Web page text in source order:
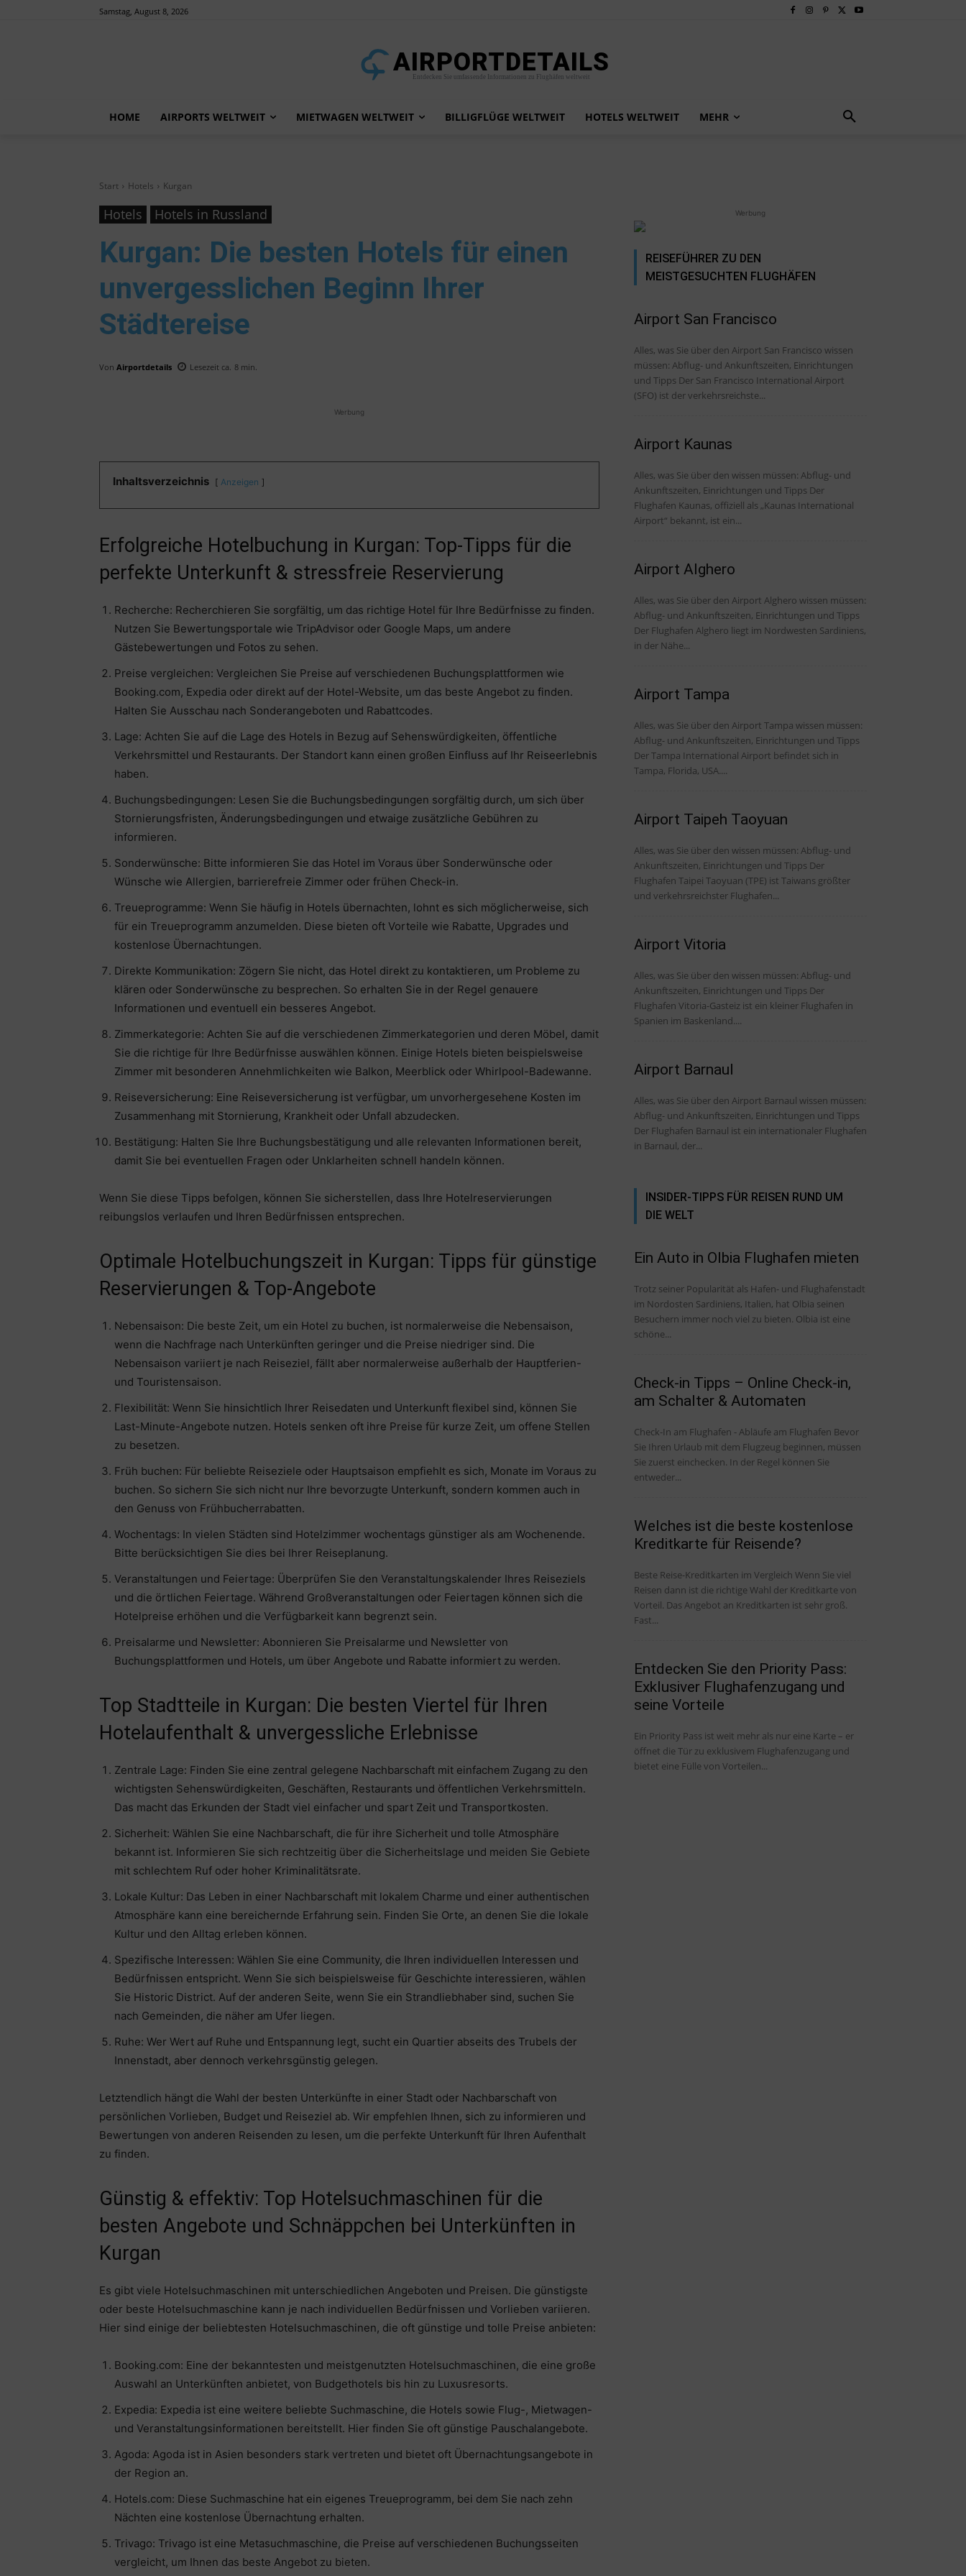
Samstag, August 8, 2026
AIRPORTDETAILS
Entdecken Sie umfassende Informationen zu Flughäfen weltweit
HOME AIRPORTS WELTWEIT MIETWAGEN WELTWEIT BILLIGFLÜGE WELTWEIT HOTELS WELTWEIT MEHR
Start Hotels Kurgan
Hotels Hotels in Russland
Kurgan: Die besten Hotels für einen
unvergesslichen Beginn Ihrer
Städtereise
Von Airportdetails Lesezeit ca. 8 min.
Werbung
Inhaltsverzeichnis Anzeigen
Erfolgreiche Hotelbuchung in Kurgan: Top-Tipps für die
perfekte Unterkunft & stressfreie Reservierung
Recherche: Recherchieren Sie sorgfältig, um das richtige Hotel für Ihre Bedürfnisse zu finden.
Nutzen Sie Bewertungsportale wie TripAdvisor oder Google Maps, um andere
Gästebewertungen und Fotos zu sehen.
Preise vergleichen: Vergleichen Sie Preise auf verschiedenen Buchungsplattformen wie
Booking.com, Expedia oder direkt auf der Hotel-Website, um das beste Angebot zu finden.
Halten Sie Ausschau nach Sonderangeboten und Rabattcodes.
Lage: Achten Sie auf die Lage des Hotels in Bezug auf Sehenswürdigkeiten, öffentliche
Verkehrsmittel und Restaurants. Der Standort kann einen großen Einfluss auf Ihr Reiseerlebnis
haben.
Buchungsbedingungen: Lesen Sie die Buchungsbedingungen sorgfältig durch, um sich über
Stornierungsfristen, Änderungsbedingungen und etwaige zusätzliche Gebühren zu
informieren.
Sonderwünsche: Bitte informieren Sie das Hotel im Voraus über Sonderwünsche oder
Wünsche wie Allergien, barrierefreie Zimmer oder frühen Check-in.
Treueprogramme: Wenn Sie häufig in Hotels übernachten, lohnt es sich möglicherweise, sich
für ein Treueprogramm anzumelden. Diese bieten oft Vorteile wie Rabatte, Upgrades und
kostenlose Übernachtungen.
Direkte Kommunikation: Zögern Sie nicht, das Hotel direkt zu kontaktieren, um Probleme zu
klären oder Sonderwünsche zu besprechen. So erhalten Sie in der Regel genauere
Informationen und eventuell ein besseres Angebot.
Zimmerkategorie: Achten Sie auf die verschiedenen Zimmerkategorien und deren Möbel, damit
Sie die richtige für Ihre Bedürfnisse auswählen können. Einige Hotels bieten beispielsweise
Zimmer mit besonderen Annehmlichkeiten wie Balkon, Meerblick oder Whirlpool-Badewanne.
Reiseversicherung: Eine Reiseversicherung ist verfügbar, um unvorhergesehene Kosten im
Zusammenhang mit Stornierung, Krankheit oder Unfall abzudecken.
Bestätigung: Halten Sie Ihre Buchungsbestätigung und alle relevanten Informationen bereit,
damit Sie bei eventuellen Fragen oder Unklarheiten schnell handeln können.
Wenn Sie diese Tipps befolgen, können Sie sicherstellen, dass Ihre Hotelreservierungen
reibungslos verlaufen und Ihren Bedürfnissen entsprechen.
Optimale Hotelbuchungszeit in Kurgan: Tipps für günstige
Reservierungen & Top-Angebote
Nebensaison: Die beste Zeit, um ein Hotel zu buchen, ist normalerweise die Nebensaison,
wenn die Nachfrage nach Unterkünften geringer und die Preise niedriger sind. Die
Nebensaison variiert je nach Reiseziel, fällt aber normalerweise außerhalb der Hauptferien-
und Touristensaison.
Flexibilität: Wenn Sie hinsichtlich Ihrer Reisedaten und Unterkunft flexibel sind, können Sie
Last-Minute-Angebote nutzen. Hotels senken oft ihre Preise für kurze Zeit, um offene Stellen
zu besetzen.
Früh buchen: Für beliebte Reiseziele oder Hauptsaison empfiehlt es sich, Monate im Voraus zu
buchen. So sichern Sie sich nicht nur Ihre bevorzugte Unterkunft, sondern kommen auch in
den Genuss von Frühbucherrabatten.
Wochentags: In vielen Städten sind Hotelzimmer wochentags günstiger als am Wochenende.
Bitte berücksichtigen Sie dies bei Ihrer Reiseplanung.
Veranstaltungen und Feiertage: Überprüfen Sie den Veranstaltungskalender Ihres Reiseziels
und die örtlichen Feiertage. Während Großveranstaltungen oder Feiertagen können sich die
Hotelpreise erhöhen und die Verfügbarkeit kann begrenzt sein.
Preisalarme und Newsletter: Abonnieren Sie Preisalarme und Newsletter von
Buchungsplattformen und Hotels, um über Angebote und Rabatte informiert zu werden.
Top Stadtteile in Kurgan: Die besten Viertel für Ihren
Hotelaufenthalt & unvergessliche Erlebnisse
Zentrale Lage: Finden Sie eine zentral gelegene Nachbarschaft mit einfachem Zugang zu den
wichtigsten Sehenswürdigkeiten, Geschäften, Restaurants und öffentlichen Verkehrsmitteln.
Das macht das Erkunden der Stadt viel einfacher und spart Zeit und Transportkosten.
Sicherheit: Wählen Sie eine Nachbarschaft, die für ihre Sicherheit und tolle Atmosphäre
bekannt ist. Informieren Sie sich rechtzeitig über die Sicherheitslage und meiden Sie Gebiete
mit schlechtem Ruf oder hoher Kriminalitätsrate.
Lokale Kultur: Das Leben in einer Nachbarschaft mit lokalem Charme und einer authentischen
Atmosphäre kann eine bereichernde Erfahrung sein. Finden Sie Orte, an denen Sie die lokale
Kultur und den Alltag erleben können.
Spezifische Interessen: Wählen Sie eine Community, die Ihren individuellen Interessen und
Bedürfnissen entspricht. Wenn Sie sich beispielsweise für Geschichte interessieren, wählen
Sie Historic District. Auf der anderen Seite, wenn Sie ein Strandliebhaber sind, suchen Sie
nach Gemeinden, die näher am Ufer liegen.
Ruhe: Wer Wert auf Ruhe und Entspannung legt, sucht ein Quartier abseits des Trubels der
Innenstadt, aber dennoch verkehrsgünstig gelegen.
Letztendlich hängt die Wahl der besten Unterkünfte in einer Stadt oder Nachbarschaft von
persönlichen Vorlieben, Budget und Reiseziel ab. Wir empfehlen Ihnen, sich zu informieren und
Bewertungen von anderen Reisenden zu lesen, um die perfekte Unterkunft für Ihren Aufenthalt
zu finden.
Günstig & effektiv: Top Hotelsuchmaschinen für die
besten Angebote und Schnäppchen bei Unterkünften in
Kurgan
Es gibt viele Hotelsuchmaschinen mit unterschiedlichen Angeboten und Preisen. Die günstigste
oder beste Hotelsuchmaschine kann je nach individuellen Bedürfnissen und Vorlieben variieren.
Hier sind einige der beliebtesten Hotelsuchmaschinen, die oft günstige und tolle Preise anbieten:
Booking.com: Eine der bekanntesten und meistgenutzten Hotelsuchmaschinen, die eine große
Auswahl an Unterkünften anbietet, von Budgethotels bis hin zu Luxusresorts.
Expedia: Expedia ist eine weitere beliebte Suchmaschine, die Hotels sowie Flug-, Mietwagen-
und Veranstaltungsinformationen bereitstellt. Hier finden Sie oft günstige Pauschalangebote.
Agoda: Agoda ist in Asien besonders stark vertreten und bietet oft Übernachtungsangebote in
der Region an.
Hotels.com: Diese Suchmaschine hat ein eigenes Treueprogramm, bei dem Sie nach zehn
Nächten eine kostenlose Übernachtung erhalten.
Trivago: Trivago ist eine Metasuchmaschine, die Preise auf verschiedenen Buchungsseiten
vergleicht, um Ihnen das beste Angebot zu bieten.
Werbung
REISEFÜHRER ZU DEN
MEISTGESUCHTEN FLUGHÄFEN
Airport San Francisco
Alles, was Sie über den Airport San Francisco wissen
müssen: Abflug- und Ankunftszeiten, Einrichtungen
und Tipps Der San Francisco International Airport
(SFO) ist der verkehrsreichste...
Airport Kaunas
Alles, was Sie über den wissen müssen: Abflug- und
Ankunftszeiten, Einrichtungen und Tipps Der
Flughafen Kaunas, offiziell als „Kaunas International
Airport“ bekannt, ist ein...
Airport Alghero
Alles, was Sie über den Airport Alghero wissen müssen:
Abflug- und Ankunftszeiten, Einrichtungen und Tipps
Der Flughafen Alghero liegt im Nordwesten Sardiniens,
in der Nähe...
Airport Tampa
Alles, was Sie über den Airport Tampa wissen müssen:
Abflug- und Ankunftszeiten, Einrichtungen und Tipps
Der Tampa International Airport befindet sich in
Tampa, Florida, USA....
Airport Taipeh Taoyuan
Alles, was Sie über den wissen müssen: Abflug- und
Ankunftszeiten, Einrichtungen und Tipps Der
Flughafen Taipei Taoyuan (TPE) ist Taiwans größter
und verkehrsreichster Flughafen...
Airport Vitoria
Alles, was Sie über den wissen müssen: Abflug- und
Ankunftszeiten, Einrichtungen und Tipps Der
Flughafen Vitoria-Gasteiz ist ein kleiner Flughafen in
Spanien im Baskenland....
Airport Barnaul
Alles, was Sie über den Airport Barnaul wissen müssen:
Abflug- und Ankunftszeiten, Einrichtungen und Tipps
Der Flughafen Barnaul ist ein internationaler Flughafen
in Barnaul, der...
INSIDER-TIPPS FÜR REISEN RUND UM
DIE WELT
Ein Auto in Olbia Flughafen mieten
Trotz seiner Popularität als Hafen- und Flughafenstadt
im Nordosten Sardiniens, Italien, hat Olbia seinen
Besuchern immer noch viel zu bieten. Olbia ist eine
schöne...
Check-in Tipps – Online Check-in,
am Schalter & Automaten
Check-In am Flughafen - Abläufe am Flughafen Bevor
Sie Ihren Urlaub mit dem Flugzeug beginnen, müssen
Sie zuerst einchecken. In der Regel können Sie
entweder...
Welches ist die beste kostenlose
Kreditkarte für Reisende?
Beste Reise-Kreditkarten im Vergleich Wenn Sie viel
Reisen dann ist die richtige Wahl der Kreditkarte von
Vorteil. Das Angebot an Kreditkarten ist sehr groß.
Fast...
Entdecken Sie den Priority Pass:
Exklusiver Flughafenzugang und
seine Vorteile
Ein Priority Pass ist weit mehr als nur eine Karte – er
öffnet die Tür zu exklusivem Flughafenzugang und
bietet eine Fülle von Vorteilen...